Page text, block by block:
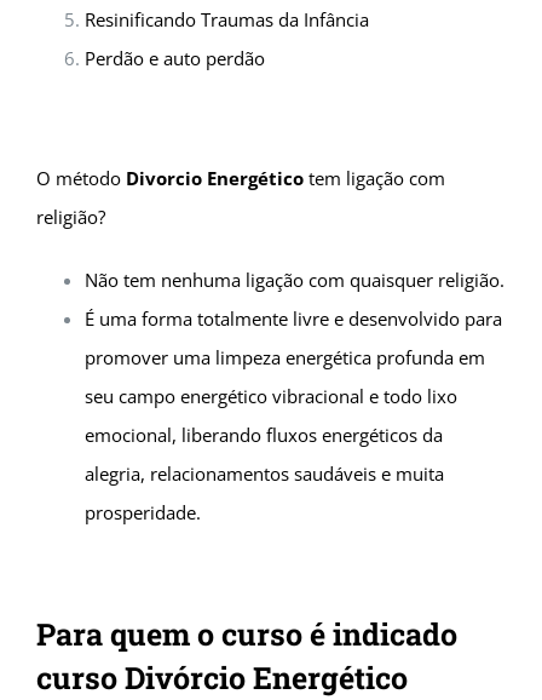
Resinificando Traumas da Infância
Perdão e auto perdão
O método Divorcio Energético tem ligação com
religião?
Não tem nenhuma ligação com quaisquer religião.
É uma forma totalmente livre e desenvolvido para
promover uma limpeza energética profunda em
seu campo energético vibracional e todo lixo
emocional, liberando fluxos energéticos da
alegria, relacionamentos saudáveis e muita
prosperidade.
Para quem o curso é indicado
curso Divórcio Energético